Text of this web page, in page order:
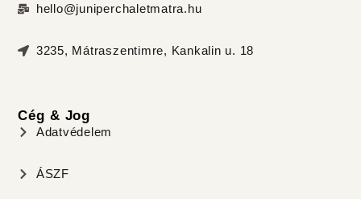
hello@juniperchaletmatra.hu
3235, Mátraszentimre, Kankalin u. 18
Cég & Jog
Adatvédelem
ÁSZF